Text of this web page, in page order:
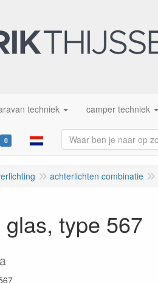
techniek camper techniek
0
achterlichten combinatie
type 567